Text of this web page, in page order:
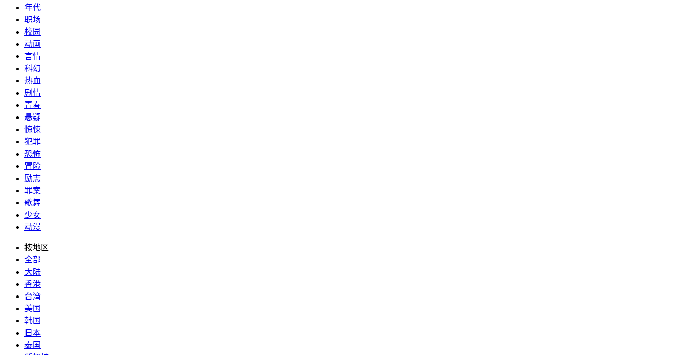
年代
职场
校园
动画
言情
科幻
热血
剧情
青春
悬疑
惊悚
犯罪
恐怖
冒险
励志
罪案
歌舞
少女
动漫
按地区
全部
大陆
香港
台湾
美国
韩国
日本
泰国